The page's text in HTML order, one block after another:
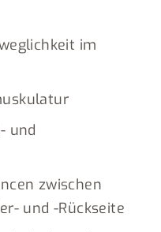
im
und
zwischen
und -Rückseite